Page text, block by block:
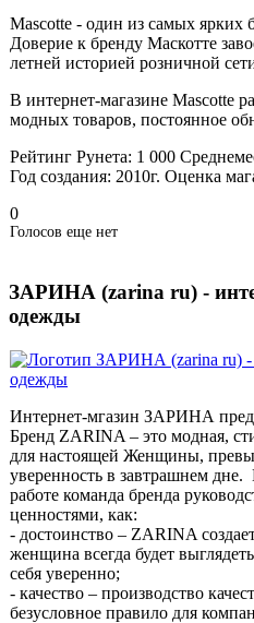
Mascotte - один из самых ярких
Доверие к бренду Маскотте
летней историей розничной
В интернет-магазине Mascotte
модных товаров, постоянное
Рейтинг Рунета: 1 000
Год создания: 2010г. Оценка
0
Голосов еще нет
ЗАРИНА (zarina ru) -
одежды
Интернет-мгазин ЗАРИНА
Бренд ZARINA – это модная,
для настоящей Женщины,
уверенность в завтрашнем
работе команда бренда
ценностями, как:
- достоинство – ZARINA
женщина всегда будет
себя уверенно;
- качество – производство
безусловное правило для